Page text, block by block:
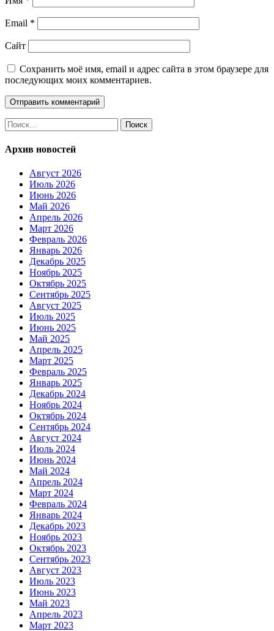
Email *
Сайт
Сохранить моё имя, email и адрес сайта в этом браузере для
последующих моих комментариев.
Найти:
Архив новостей
Август 2026
Июль 2026
Июнь 2026
Май 2026
Апрель 2026
Март 2026
Февраль 2026
Январь 2026
Декабрь 2025
Ноябрь 2025
Октябрь 2025
Сентябрь 2025
Август 2025
Июль 2025
Июнь 2025
Май 2025
Апрель 2025
Март 2025
Февраль 2025
Январь 2025
Декабрь 2024
Ноябрь 2024
Октябрь 2024
Сентябрь 2024
Август 2024
Июль 2024
Июнь 2024
Май 2024
Апрель 2024
Март 2024
Февраль 2024
Январь 2024
Декабрь 2023
Ноябрь 2023
Октябрь 2023
Сентябрь 2023
Август 2023
Июль 2023
Июнь 2023
Май 2023
Апрель 2023
Март 2023